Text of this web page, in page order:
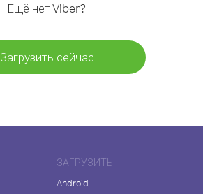
Ещё нет Viber?
Загрузить сейчас
ЗАГРУЗИТЬ
Android